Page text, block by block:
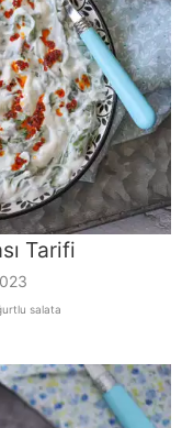
Tarifi
salata